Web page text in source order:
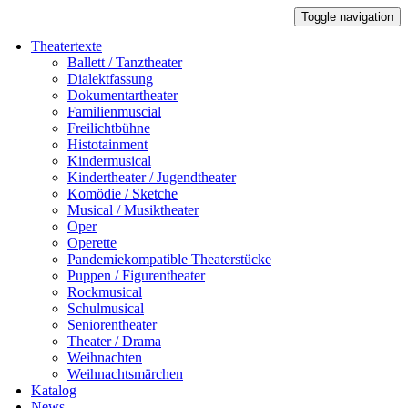
Toggle navigation
Theatertexte
Ballett / Tanztheater
Dialektfassung
Dokumentartheater
Familienmuscial
Freilichtbühne
Histotainment
Kindermusical
Kindertheater / Jugendtheater
Komödie / Sketche
Musical / Musiktheater
Oper
Operette
Pandemiekompatible Theaterstücke
Puppen / Figurentheater
Rockmusical
Schulmusical
Seniorentheater
Theater / Drama
Weihnachten
Weihnachtsmärchen
Katalog